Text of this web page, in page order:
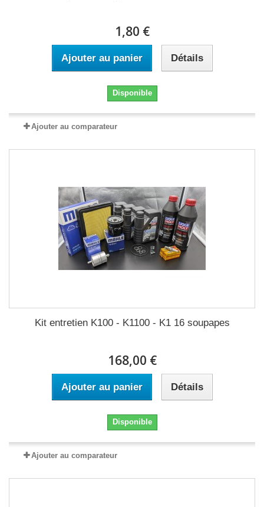
1,80 €
Ajouter au panier Détails
Disponible
Ajouter au comparateur
Kit entretien K100 - K1100 - K1 16 soupapes
168,00 €
Ajouter au panier Détails
Disponible
Ajouter au comparateur